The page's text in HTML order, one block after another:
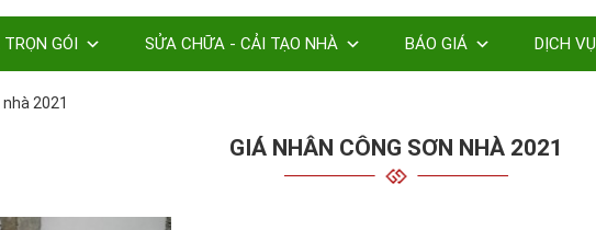
GÓI SỬA CHỮA - CẢI TẠO NHÀ BÁO GIÁ DỊCH VỤ
2021
GIÁ NHÂN CÔNG SƠN NHÀ 2021